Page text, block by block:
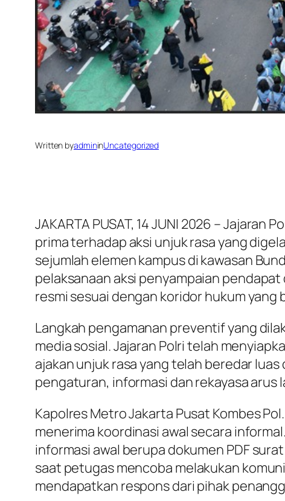
Written byadmininUncategorized
JAKARTA PUSAT, 14 JUNI 2026 –
prima terhadap aksi unjuk rasa yang
sejumlah elemen kampus di kawasan
pelaksanaan aksi penyampaian
resmi sesuai dengan koridor hukum yang
Langkah pengamanan preventif yang
media sosial. Jajaran Polri telah
ajakan unjuk rasa yang telah beredar
pengaturan, informasi dan rekayasa arus
Kapolres Metro Jakarta Pusat Kombes
menerima koordinasi awal secara
informasi awal berupa dokumen PDF
saat petugas mencoba melakukan
mendapatkan respons dari pihak